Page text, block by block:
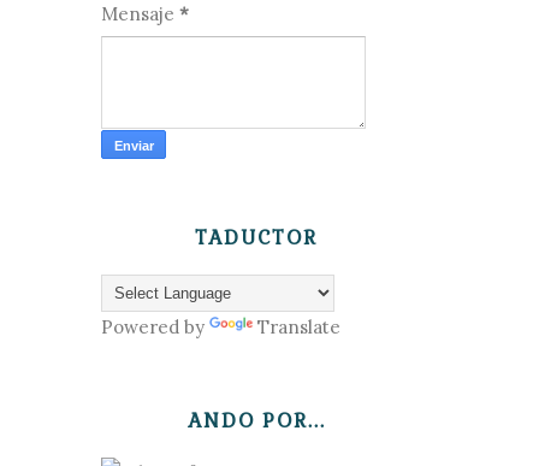
Mensaje *
TADUCTOR
Powered by Translate
ANDO POR...